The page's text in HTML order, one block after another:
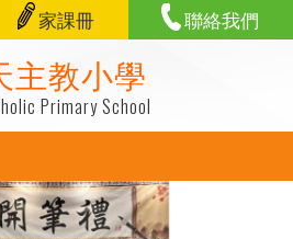
主教小學
Primary School
家課冊 聯絡我們